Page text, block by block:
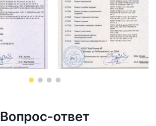
Вопрос-ответ